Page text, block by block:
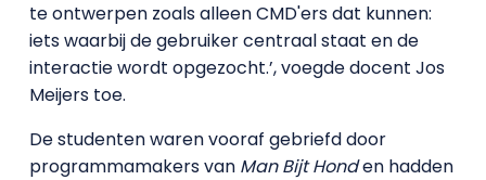
te ontwerpen zoals alleen CMD'ers dat kunnen:
iets waarbij de gebruiker centraal staat en de
interactie wordt opgezocht.’, voegde docent Jos
Meijers toe.
De studenten waren vooraf gebriefd door
programmamakers van Man Bijt Honden hadden